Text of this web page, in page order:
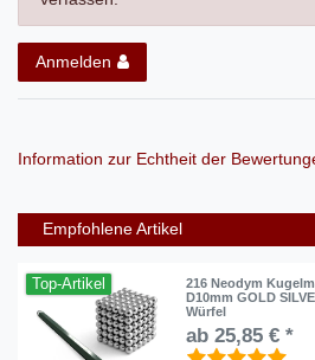
Anmelden
Information zur Echtheit der
Empfohlene Artikel
Top-Artikel
216 Neodym
D10mm GOLD
Würfel
ab 25,85 € *